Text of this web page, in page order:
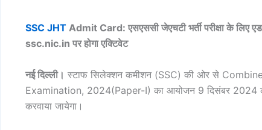
SSC JHT Admit Card: एसएससी जेएचटी भर्ती परीक्षा के लिए
ssc.nic.in पर होगा एक्टिवेट
नई दिल्ली। स्टाफ सिलेक्शन कमीशन (SSC) की ओर से
Examination, 2024(Paper-I) का आयोजन 9 दिसंबर 2024 को
करवाया जायेगा।